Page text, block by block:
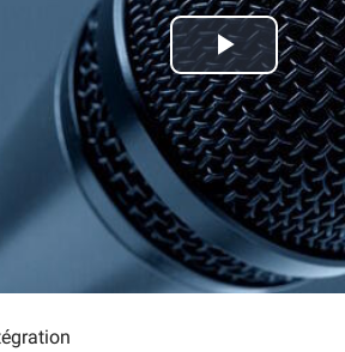
Play
Video